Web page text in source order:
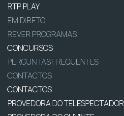
RTP PLAY
EM DIRETO
REVER PROGRAMAS
CONCURSOS
PERGUNTAS FREQUENTES
CONTACTOS
CONTACTOS
PROVEDORA DO TELESPECTADOR